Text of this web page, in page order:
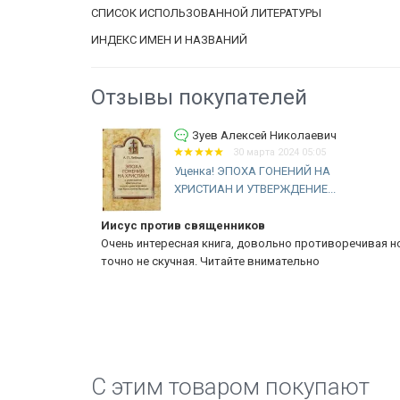
СПИСОК ИСПОЛЬЗОВАННОЙ ЛИТЕРАТУРЫ
ИНДЕКС ИМЕН И НАЗВАНИЙ
Отзывы покупателей
Зуев Алексей Николаевич
30 марта 2024 05:05
Уценка! ЭПОХА ГОНЕНИЙ НА
ХРИСТИАН И УТВЕРЖДЕНИЕ...
Иисус против священников
Очень интересная книга, довольно противоречивая
точно не скучная. Читайте внимательно
C этим товаром покупают